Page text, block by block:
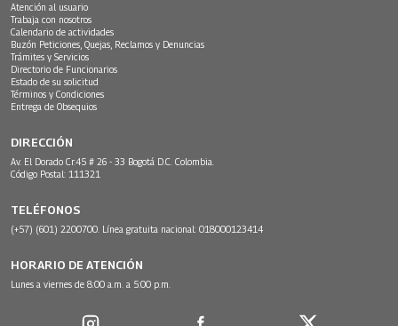
Atención al usuario
Trabaja con nosotros
Calendario de actividades
Buzón Peticiones, Quejas, Reclamos y Denuncias
Trámites y Servicios
Directorio de Funcionarios
Estado de su solicitud
Términos y Condiciones
Entrega de Obsequios
DIRECCIÓN
Av. El Dorado Cr.45 # 26 - 33 Bogotá D.C. Colombia.
Código Postal: 111321
TELÉFONOS
(+57) (601) 2200700. Línea gratuita nacional: 018000123414
HORARIO DE ATENCIÓN
Lunes a viernes de 8:00 a.m. a 5:00 p.m.